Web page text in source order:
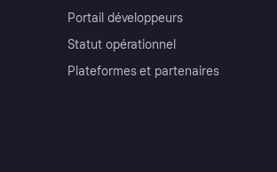
Portail développeurs
Statut opérationnel
Plateformes et partenaires